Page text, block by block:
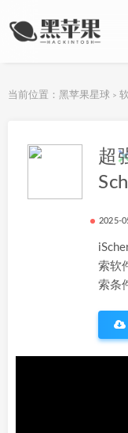
当前位置： 黑苹果星球 >
超
2025-
索软
索条